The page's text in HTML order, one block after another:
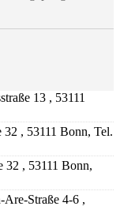
13 , 53111
32 , 53111 Bonn, Tel.
32 , 53111 Bonn,
Straße 4-6 ,